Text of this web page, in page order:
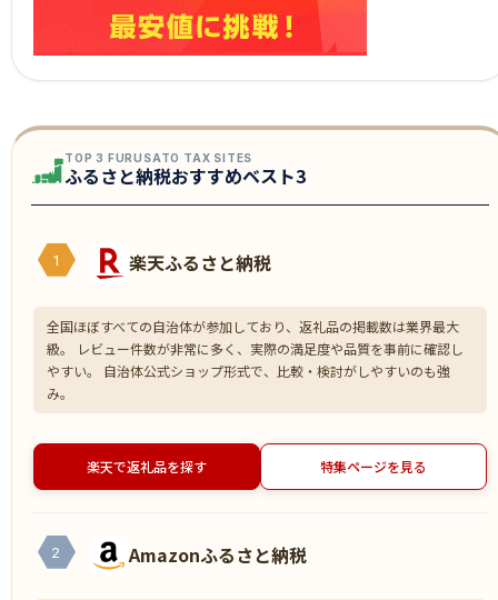
TOP 3 FURUSATO TAX SITES
ふるさと納税おすすめベスト3
1 楽天ふるさと納税
全国ほぼすべての自治体が参加しており、返礼品の掲載数は業界最大
級。 レビュー件数が非常に多く、実際の満足度や品質を事前に確認し
やすい。 自治体公式ショップ形式で、比較・検討がしやすいのも強
み。
楽天で返礼品を探す 特集ページを見る
2 Amazonふるさと納税